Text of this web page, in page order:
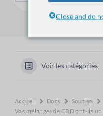
Voir les catégories
Accueil Docs Soutien
Vos mélanges de CBD ont-ils
Close and do